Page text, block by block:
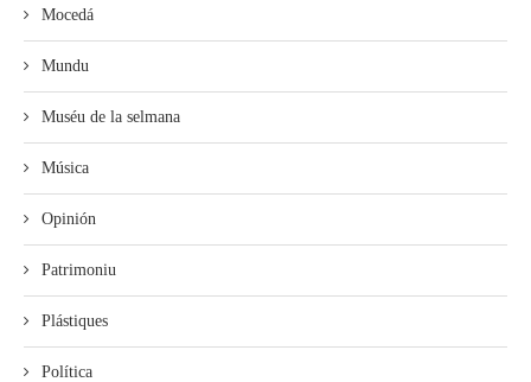
Mocedá
Mundu
Muséu de la selmana
Música
Opinión
Patrimoniu
Plástiques
Política